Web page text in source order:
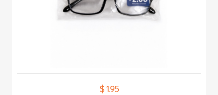
$ 1.95